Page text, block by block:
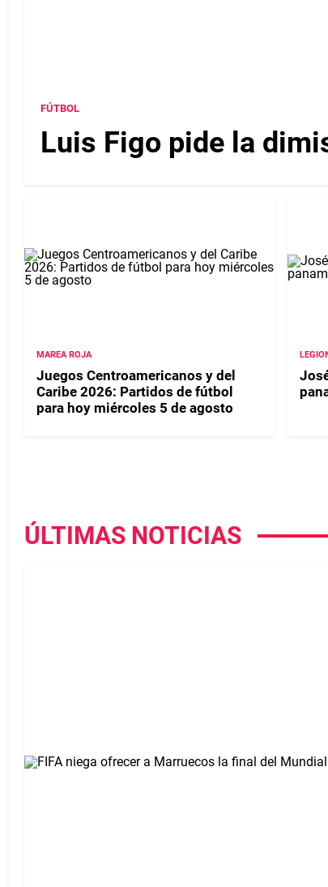
FÚTBOL
Luis Figo pide la
MAREA ROJA
Juegos Centroamericanos y del
Caribe 2026: Partidos de fútbol
para hoy miércoles 5 de agosto
ÚLTIMAS NOTICIAS